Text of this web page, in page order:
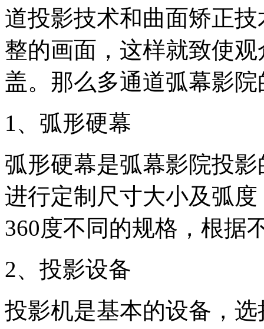
道投影技术和曲面矫正
整的画面，这样就致使
盖。那么多通道弧幕影
1、弧形硬幕
弧形硬幕是弧幕影院投
进行定制尺寸大小及弧
360度不同的规格，根据
2、投影设备
投影机是基本的设备，